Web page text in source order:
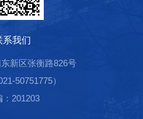
系我们
新区张衡路826号
50751775）
：201203